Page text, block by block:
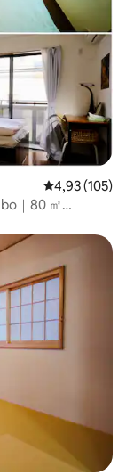
Priemerné
4,93 (105)
｜80 ㎡